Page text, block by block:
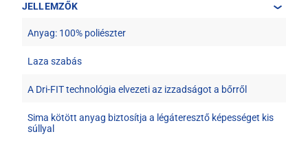
JELLEMZŐK
Anyag: 100% poliészter
Laza szabás
A Dri-FIT technológia elvezeti az izzadságot a bőrről
Sima kötött anyag biztosítja a légáteresztő képességet kis
súllyal